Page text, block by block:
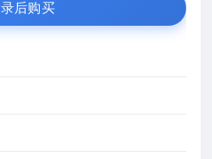
后购买